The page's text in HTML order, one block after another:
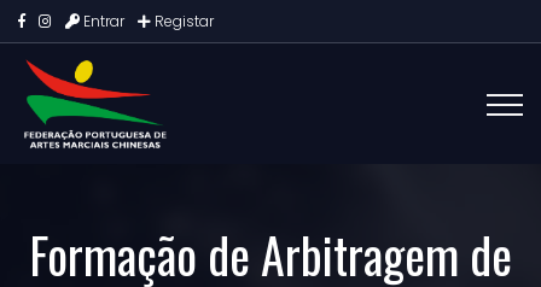
Entrar Registar
Formação de Arbitragem de